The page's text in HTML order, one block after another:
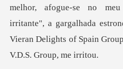
melhor, afogue-se no
irri